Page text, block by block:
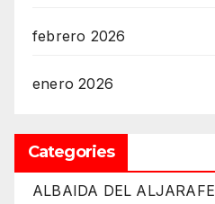
febrero 2026
enero 2026
Categories
ALBAIDA DEL ALJARAFE